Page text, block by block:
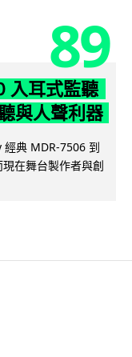
89
入耳式監聽
與人聲利器
經典 MDR-7506 到
在舞台製作者與創